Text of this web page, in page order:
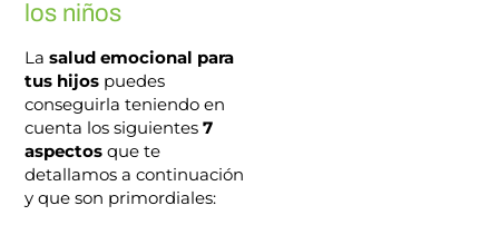
los niños
Lasalud emocional para
tus hijos puedes
conseguirla teniendo en
cuenta los siguientes7
aspectosque te
detallamos a continuación
y que son primordiales: